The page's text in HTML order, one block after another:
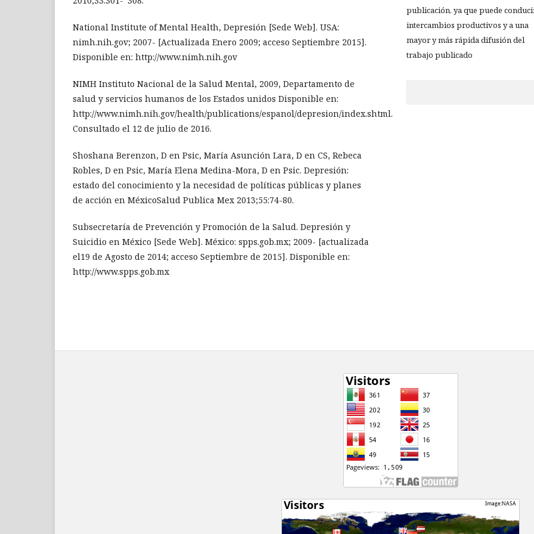
National Institute of Mental Health, Depresión [Sede Web]. USA:
nimh.nih.gov; 2007- [Actualizada Enero 2009; acceso Septiembre 2015].
Disponible en: http://www.nimh.nih.gov
NIMH Instituto Nacional de la Salud Mental, 2009, Departamento de
salud y servicios humanos de los Estados unidos Disponible en:
http://www.nimh.nih.gov/health/publications/espanol/depresion/index.shtml.
Consultado el 12 de julio de 2016.
Shoshana Berenzon, D en Psic, María Asunción Lara, D en CS, Rebeca
Robles, D en Psic, María Elena Medina-Mora, D en Psic. Depresión:
estado del conocimiento y la necesidad de políticas públicas y planes
de acción en MéxicoSalud Publica Mex 2013;55:74-80.
Subsecretaría de Prevención y Promoción de la Salud. Depresión y
Suicidio en México [Sede Web]. México: spps.gob.mx; 2009- [actualizada
el19 de Agosto de 2014; acceso Septiembre de 2015]. Disponible en:
http://www.spps.gob.mx
publicación, ya que puede
intercambios productivos y a una
mayor y más rápida difusión del
trabajo publicado